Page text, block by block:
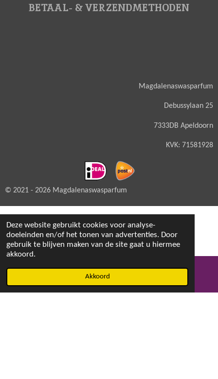
Deze website gebruikt cookies voor analyse-
doeleinden en/of het tonen van advertenties. Door
gebruik te blijven maken van de site gaat u hiermee
akkoord.
Akkoord
BETAAL- & VERZENDMETHODEN
Magdalenaswasparfum
Debussylaan 25
7333DB Apeldoorn
KVK: 71581928
© 2021 - 2026 Magdalenaswasparfum